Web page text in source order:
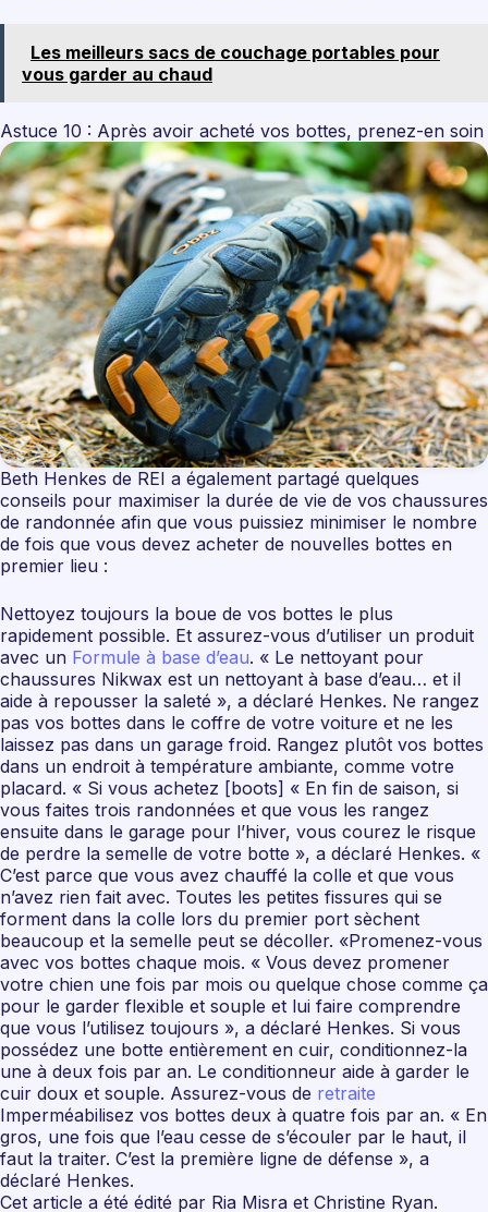
Les meilleurs sacs de couchage portables pour
vous garder au chaud
Astuce 10 : Après avoir acheté vos bottes, prenez-en soin
Beth Henkes de REI a également partagé quelques
conseils pour maximiser la durée de vie de vos chaussures
de randonnée afin que vous puissiez minimiser le nombre
de fois que vous devez acheter de nouvelles bottes en
premier lieu :
Nettoyez toujours la boue de vos bottes le plus
rapidement possible. Et assurez-vous d’utiliser un produit
avec un Formule à base d’eau. « Le nettoyant pour
chaussures Nikwax est un nettoyant à base d’eau… et il
aide à repousser la saleté », a déclaré Henkes. Ne rangez
pas vos bottes dans le coffre de votre voiture et ne les
laissez pas dans un garage froid. Rangez plutôt vos bottes
dans un endroit à température ambiante, comme votre
placard. « Si vous achetez [boots] « En fin de saison, si
vous faites trois randonnées et que vous les rangez
ensuite dans le garage pour l’hiver, vous courez le risque
de perdre la semelle de votre botte », a déclaré Henkes. «
C’est parce que vous avez chauffé la colle et que vous
n’avez rien fait avec. Toutes les petites fissures qui se
forment dans la colle lors du premier port sèchent
beaucoup et la semelle peut se décoller. «Promenez-vous
avec vos bottes chaque mois. « Vous devez promener
votre chien une fois par mois ou quelque chose comme ça
pour le garder flexible et souple et lui faire comprendre
que vous l’utilisez toujours », a déclaré Henkes. Si vous
possédez une botte entièrement en cuir, conditionnez-la
une à deux fois par an. Le conditionneur aide à garder le
cuir doux et souple. Assurez-vous de retraite
Imperméabilisez vos bottes deux à quatre fois par an. « En
gros, une fois que l’eau cesse de s’écouler par le haut, il
faut la traiter. C’est la première ligne de défense », a
déclaré Henkes.
Cet article a été édité par Ria Misra et Christine Ryan.